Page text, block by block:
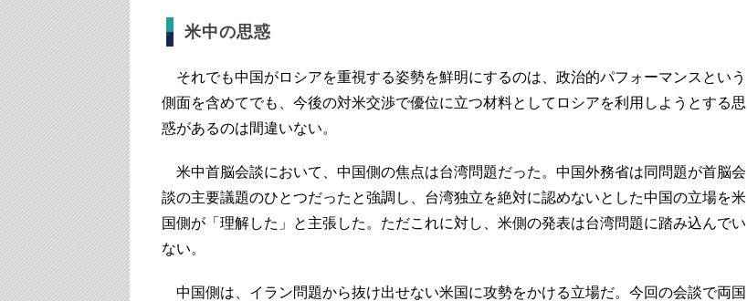
米中の思惑
それでも中国がロシアを重視する姿勢を鮮明にするのは、政治的パフォーマンスという
側面を含めてでも、今後の対米交渉で優位に立つ材料としてロシアを利用しようとする思
惑があるのは間違いない。
米中首脳会談において、中国側の焦点は台湾問題だった。中国外務省は同問題が首脳会
談の主要議題のひとつだったと強調し、台湾独立を絶対に認めないとした中国の立場を米
国側が「理解した」と主張した。ただこれに対し、米側の発表は台湾問題に踏み込んでい
ない。
中国側は、イラン問題から抜け出せない米国に攻勢をかける立場だ。今回の会談で両国